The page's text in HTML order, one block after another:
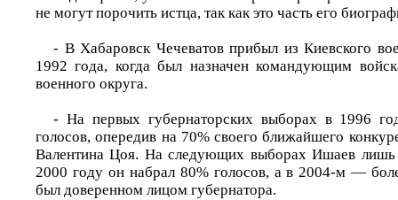
не могут порочить истца, так как это часть его
- В Хабаровск Чечеватов прибыл из Киевского
1992 года, когда был назначен командующим
военного округа.
- На первых губернаторских выборах в 1996
голосов, опередив на 70% своего ближайшего
Валентина Цоя. На следующих выборах Ишаев лишь
2000 году он набрал 80% голосов, а в 2004-м —
был доверенном лицом губернатора.